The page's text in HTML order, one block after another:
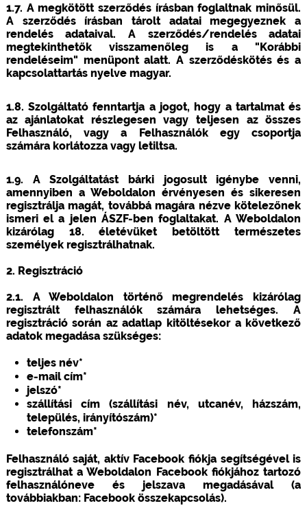
1.7. A megkötött szerződés írásban foglaltnak minősül.
A szerződés írásban tárolt adatai megegyeznek a
rendelés adataival. A szerződés/rendelés adatai
megtekinthetők visszamenőleg is a "Korábbi
rendeléseim" menüpont alatt. A szerződéskötés és a
kapcsolattartás nyelve magyar.
1.8. Szolgáltató fenntartja a jogot, hogy a tartalmat és
az ajánlatokat részlegesen vagy teljesen az összes
Felhasználó, vagy a Felhasználók egy csoportja
számára korlátozza vagy letiltsa.
1.9. A Szolgáltatást bárki jogosult igénybe venni,
amennyiben a Weboldalon érvényesen és sikeresen
regisztrálja magát, továbbá magára nézve kötelezőnek
ismeri el a jelen ÁSZF-ben foglaltakat. A Weboldalon
kizárólag 18. életévüket betöltött természetes
személyek regisztrálhatnak.
2. Regisztráció
2.1. A Weboldalon történő megrendelés kizárólag
regisztrált felhasználók számára lehetséges. A
regisztráció során az adatlap kitöltésekor a következő
adatok megadása szükséges:
teljes név*
e-mail cím*
jelszó*
szállítási cím (szállítási név, utcanév, házszám,
település, irányítószám)*
telefonszám*
Felhasználó saját, aktív Facebook fiókja segítségével is
regisztrálhat a Weboldalon Facebook fiókjához tartozó
felhasználóneve és jelszava megadásával (a
továbbiakban: Facebook összekapcsolás).